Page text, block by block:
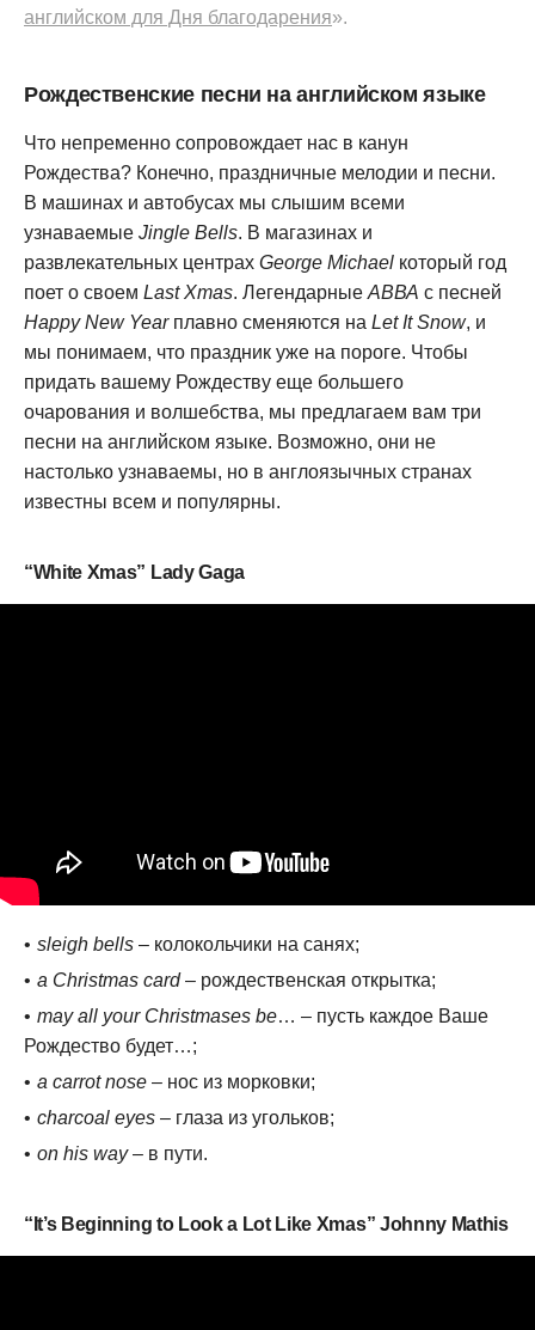
английском для Дня благодарения».
Рождественские песни на английском языке
Что непременно сопровождает нас в канун
Рождества? Конечно, праздничные мелодии и песни.
В машинах и автобусах мы слышим всеми
узнаваемые Jingle Bells. В магазинах и
развлекательных центрах George Michael который год
поет о своем Last Xmas. Легендарные АВВА с песней
Happy New Yearплавно сменяются на Let It Snow, и
мы понимаем, что праздник уже на пороге. Чтобы
придать вашему Рождеству еще большего
очарования и волшебства, мы предлагаем вам три
песни на английском языке. Возможно, они не
настолько узнаваемы, но в англоязычных странах
известны всем и популярны.
“White Xmas” Lady Gaga
sleigh bells – колокольчики на санях;
a Christmas card– рождественская открытка;
may all your Christmases be… – пусть каждое Ваше
Рождество будет…;
a carrot nose – нос из морковки;
charcoal eyes – глаза из угольков;
on his way– в пути.
“It’s Beginning to Look a Lot Like Xmas” Johnny Mathis